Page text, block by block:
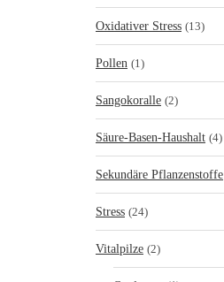
Oxidativer Stress (13)
Pollen (1)
Sangokoralle (2)
Säure-Basen-Haushalt (4)
Sekundäre Pflanzenstoffe
Stress (24)
Vitalpilze (2)